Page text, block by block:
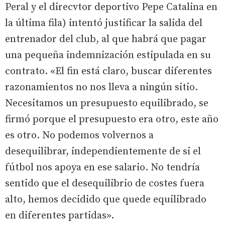
Peral y el direcvtor deportivo Pepe Catalina en
la última fila) intentó justificar la salida del
entrenador del club, al que habrá que pagar
una pequeña indemnización estipulada en su
contrato. «El fin está claro, buscar diferentes
razonamientos no nos lleva a ningún sitio.
Necesitamos un presupuesto equilibrado, se
firmó porque el presupuesto era otro, este año
es otro. No podemos volvernos a
desequilibrar, independientemente de si el
fútbol nos apoya en ese salario. No tendría
sentido que el desequilibrio de costes fuera
alto, hemos decidido que quede equilibrado
en diferentes partidas».